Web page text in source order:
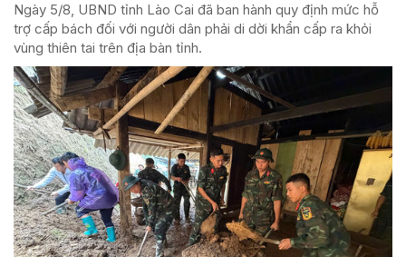
Ngày 5/8, UBND tỉnh Lào Cai đã ban hành quy định mức hỗ
trợ cấp bách đối với người dân phải di dời khẩn cấp ra khỏi
vùng thiên tai trên địa bàn tỉnh.